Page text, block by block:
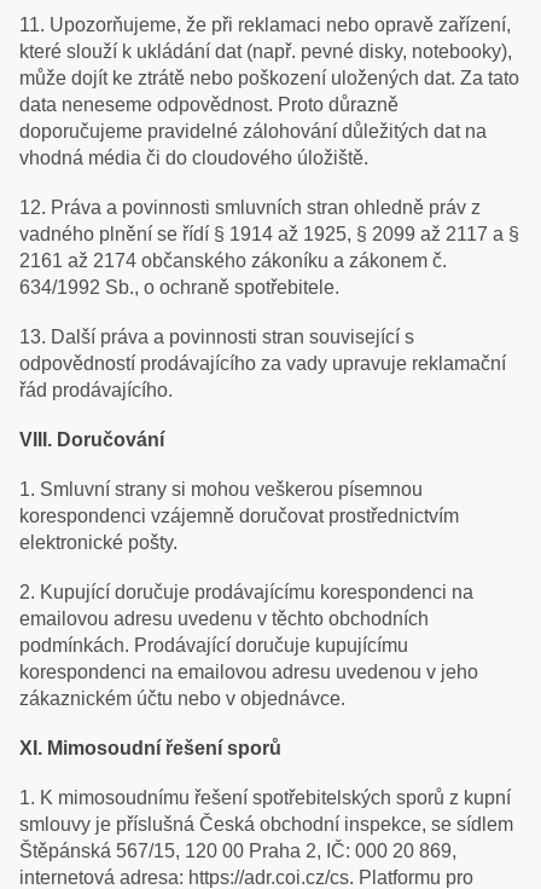
11. Upozorňujeme, že při reklamaci nebo opravě zařízení,
které slouží k ukládání dat (např. pevné disky, notebooky),
může dojít ke ztrátě nebo poškození uložených dat. Za tato
data neneseme odpovědnost. Proto důrazně
doporučujeme pravidelné zálohování důležitých dat na
vhodná média či do cloudového úložiště.
12. Práva a povinnosti smluvních stran ohledně práv z
vadného plnění se řídí § 1914 až 1925, § 2099 až 2117 a §
2161 až 2174 občanského zákoníku a zákonem č.
634/1992 Sb., o ochraně spotřebitele.
13. Další práva a povinnosti stran související s
odpovědností prodávajícího za vady upravuje reklamační
řád prodávajícího.
VIII. Doručování
1. Smluvní strany si mohou veškerou písemnou
korespondenci vzájemně doručovat prostřednictvím
elektronické pošty.
2. Kupující doručuje prodávajícímu korespondenci na
emailovou adresu uvedenu v těchto obchodních
podmínkách. Prodávající doručuje kupujícímu
korespondenci na emailovou adresu uvedenou v jeho
zákaznickém účtu nebo v objednávce.
XI. Mimosoudní řešení sporů
1. K mimosoudnímu řešení spotřebitelských sporů z kupní
smlouvy je příslušná Česká obchodní inspekce, se sídlem
Štěpánská 567/15, 120 00 Praha 2, IČ: 000 20 869,
internetová adresa: https://adr.coi.cz/cs. Platformu pro